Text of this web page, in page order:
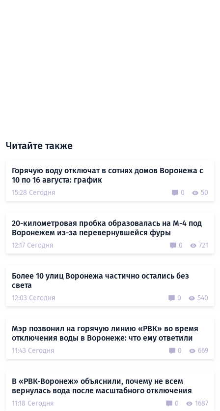
Читайте также
Горячую воду отключат в сотнях домов Воронежа с
10 по 16 августа: график
15:28 Сегодня 0 50
20-километровая пробка образовалась на М-4 под
Воронежем из-за перевернувшейся фуры
12:17 Сегодня 0 721
Более 10 улиц Воронежа частично остались без
света
12:03 Сегодня 0 540
Мэр позвонил на горячую линию «РВК» во время
отключения воды в Воронеже: что ему ответили
11:43 Сегодня 0 669
В «РВК-Воронеж» объяснили, почему не всем
вернулась вода после масштабного отключения
11:18 Сегодня 0 1687